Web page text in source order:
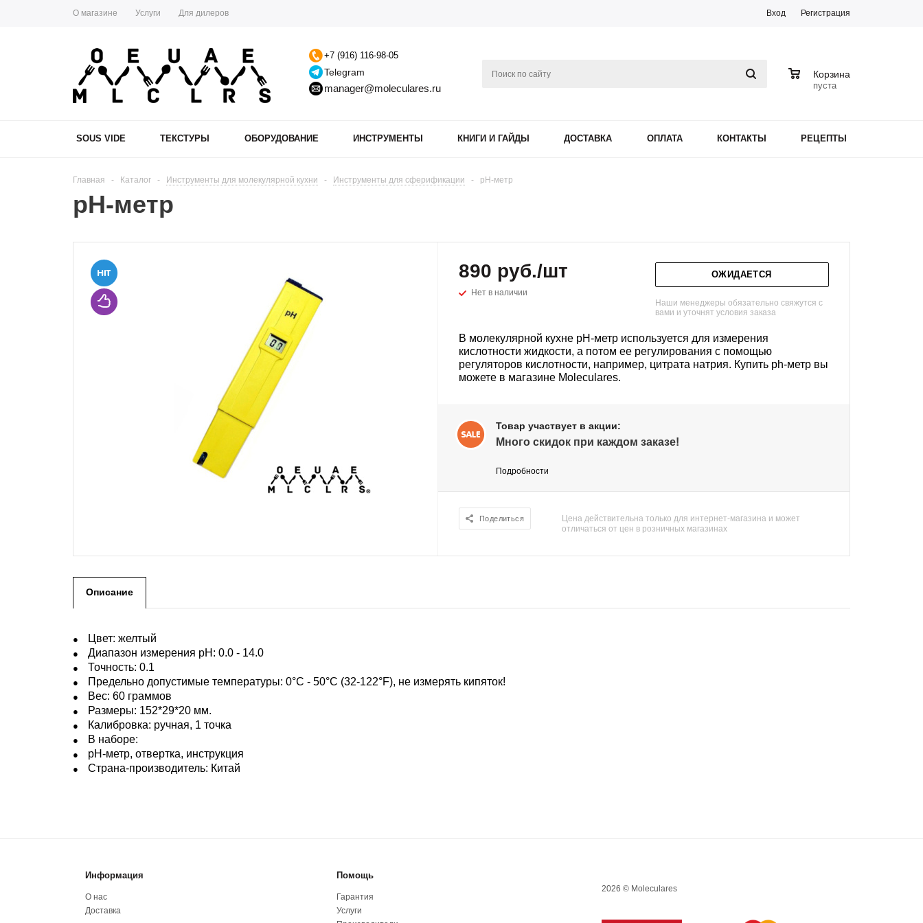
О магазине Услуги Для дилеров Вход Регистрация
+7 (916) 116-98-05
Telegram
manager@moleculares.ru
Корзина
пуста
SOUS VIDE ТЕКСТУРЫ ОБОРУДОВАНИЕ ИНСТРУМЕНТЫ КНИГИ И ГАЙДЫ ДОСТАВКА ОПЛАТА КОНТАКТЫ РЕЦЕПТЫ
Главная - Каталог - Инструменты для молекулярной кухни - Инструменты для сферификации - pH-метр
pH-метр
890 руб./шт
Нет в наличии
ОЖИДАЕТСЯ
Наши менеджеры обязательно свяжутся с
вами и уточнят условия заказа
В молекулярной кухне pH-метр используется для измерения
кислотности жидкости, а потом ее регулирования с помощью
регуляторов кислотности, например, цитрата натрия. Купить ph-метр вы
можете в магазине Moleculares.
Товар участвует в акции:
Много скидок при каждом заказе!
Подробности
Поделиться
Цена действительна только для интернет-магазина и может
отличаться от цен в розничных магазинах
Описание
Цвет: желтый
Диапазон измерения pH: 0.0 - 14.0
Точность: 0.1
Предельно допустимые температуры: 0°С - 50°С (32-122°F), не измерять кипяток!
Вес: 60 граммов
Размеры: 152*29*20 мм.
Калибровка: ручная, 1 точка
В наборе:
pH-метр, отвертка, инструкция
Страна-производитель: Китай
Информация Помощь
О нас
Доставка
Гарантия
Услуги
2026 © Moleculares